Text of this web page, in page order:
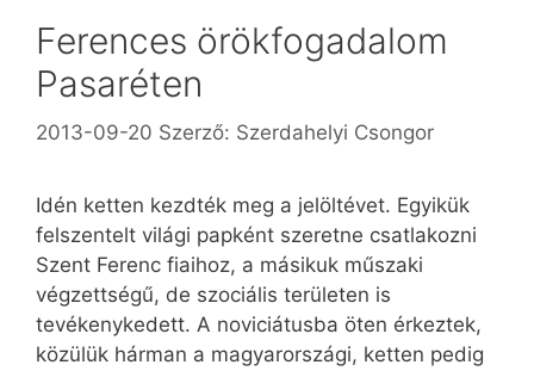
Ferences örökfogadalom
Pasaréten
2013-09-20 Szerző: Szerdahelyi Csongor
Idén ketten kezdték meg a jelöltévet. Egyikük
felszentelt világi papként szeretne csatlakozni
Szent Ferenc fiaihoz, a másikuk műszaki
végzettségű, de szociális területen is
tevékenykedett. A noviciátusba öten érkeztek,
közülük hárman a magyarországi, ketten pedig